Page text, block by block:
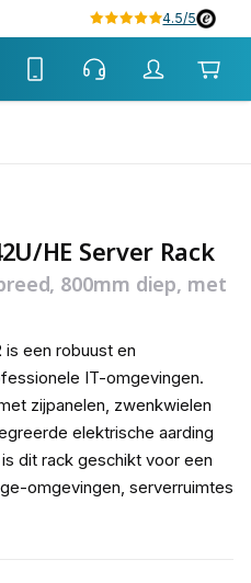
4.5/5
HE Server Rack
800mm diep, met
is een robuust en
IT-omgevingen.
zijpanelen, zwenkwielen
elektrische aarding
dit rack geschikt voor een
omgevingen, serverruimtes